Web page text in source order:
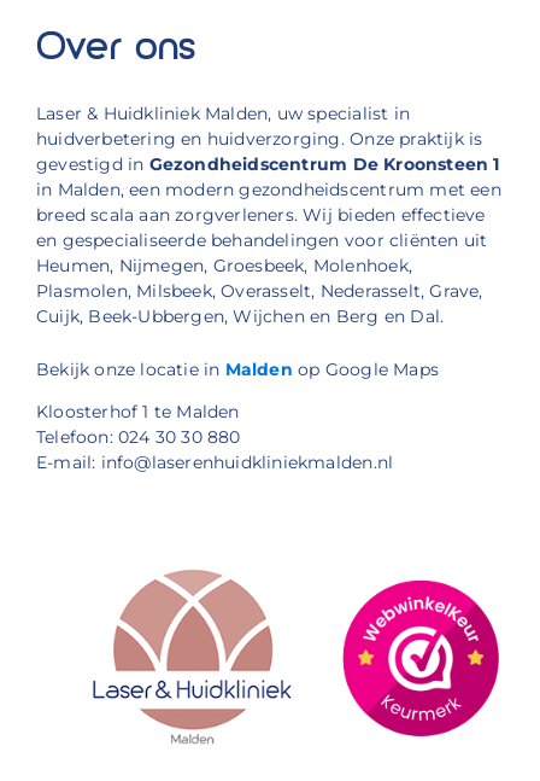
Over ons
Laser & Huidkliniek Malden, uw specialist in
huidverbetering en huidverzorging. Onze praktijk is
gevestigd in Gezondheidscentrum De Kroonsteen 1
in Malden, een modern gezondheidscentrum met een
breed scala aan zorgverleners. Wij bieden effectieve
en gespecialiseerde behandelingen voor cliënten uit
Heumen, Nijmegen, Groesbeek, Molenhoek,
Plasmolen, Milsbeek, Overasselt, Nederasselt, Grave,
Cuijk, Beek-Ubbergen, Wijchen en Berg en Dal.
Bekijk onze locatie in Malden op Google Maps
Kloosterhof 1 te Malden
Telefoon: 024 30 30 880
E-mail: info@laserenhuidkliniekmalden.nl